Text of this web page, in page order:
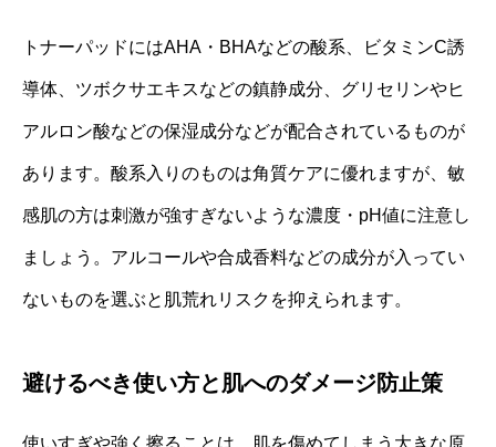
トナーパッドにはAHA・BHAなどの酸系、ビタミンC誘
導体、ツボクサエキスなどの鎮静成分、グリセリンやヒ
アルロン酸などの保湿成分などが配合されているものが
あります。酸系入りのものは角質ケアに優れますが、敏
感肌の方は刺激が強すぎないような濃度・pH値に注意し
ましょう。アルコールや合成香料などの成分が入ってい
ないものを選ぶと肌荒れリスクを抑えられます。
避けるべき使い方と肌へのダメージ防止策
使いすぎや強く擦ることは、肌を傷めてしまう大きな原